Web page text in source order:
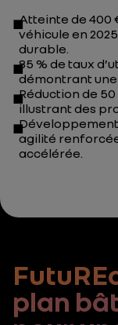
Atteinte de 400
véhicule en
durable.
85 % de taux
démontrant
Réduction de
illustrant des
agilité
accélérée.
plan